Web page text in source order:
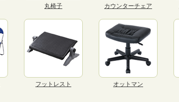
丸椅子 カウンターチェア
フットレスト オットマン